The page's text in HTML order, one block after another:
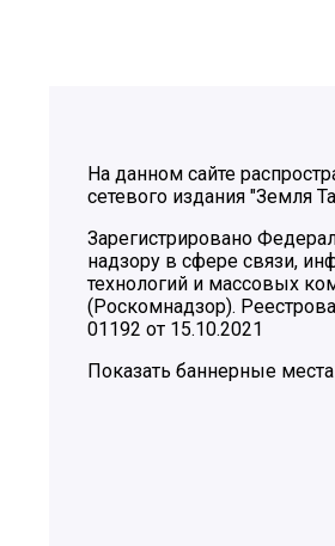
На данном сайте
сетевого издания "Земля
Зарегистрировано
надзору в сфере связи,
технологий и массовых
(Роскомнадзор).
01192 от 15.10.2021
Показать баннерные места